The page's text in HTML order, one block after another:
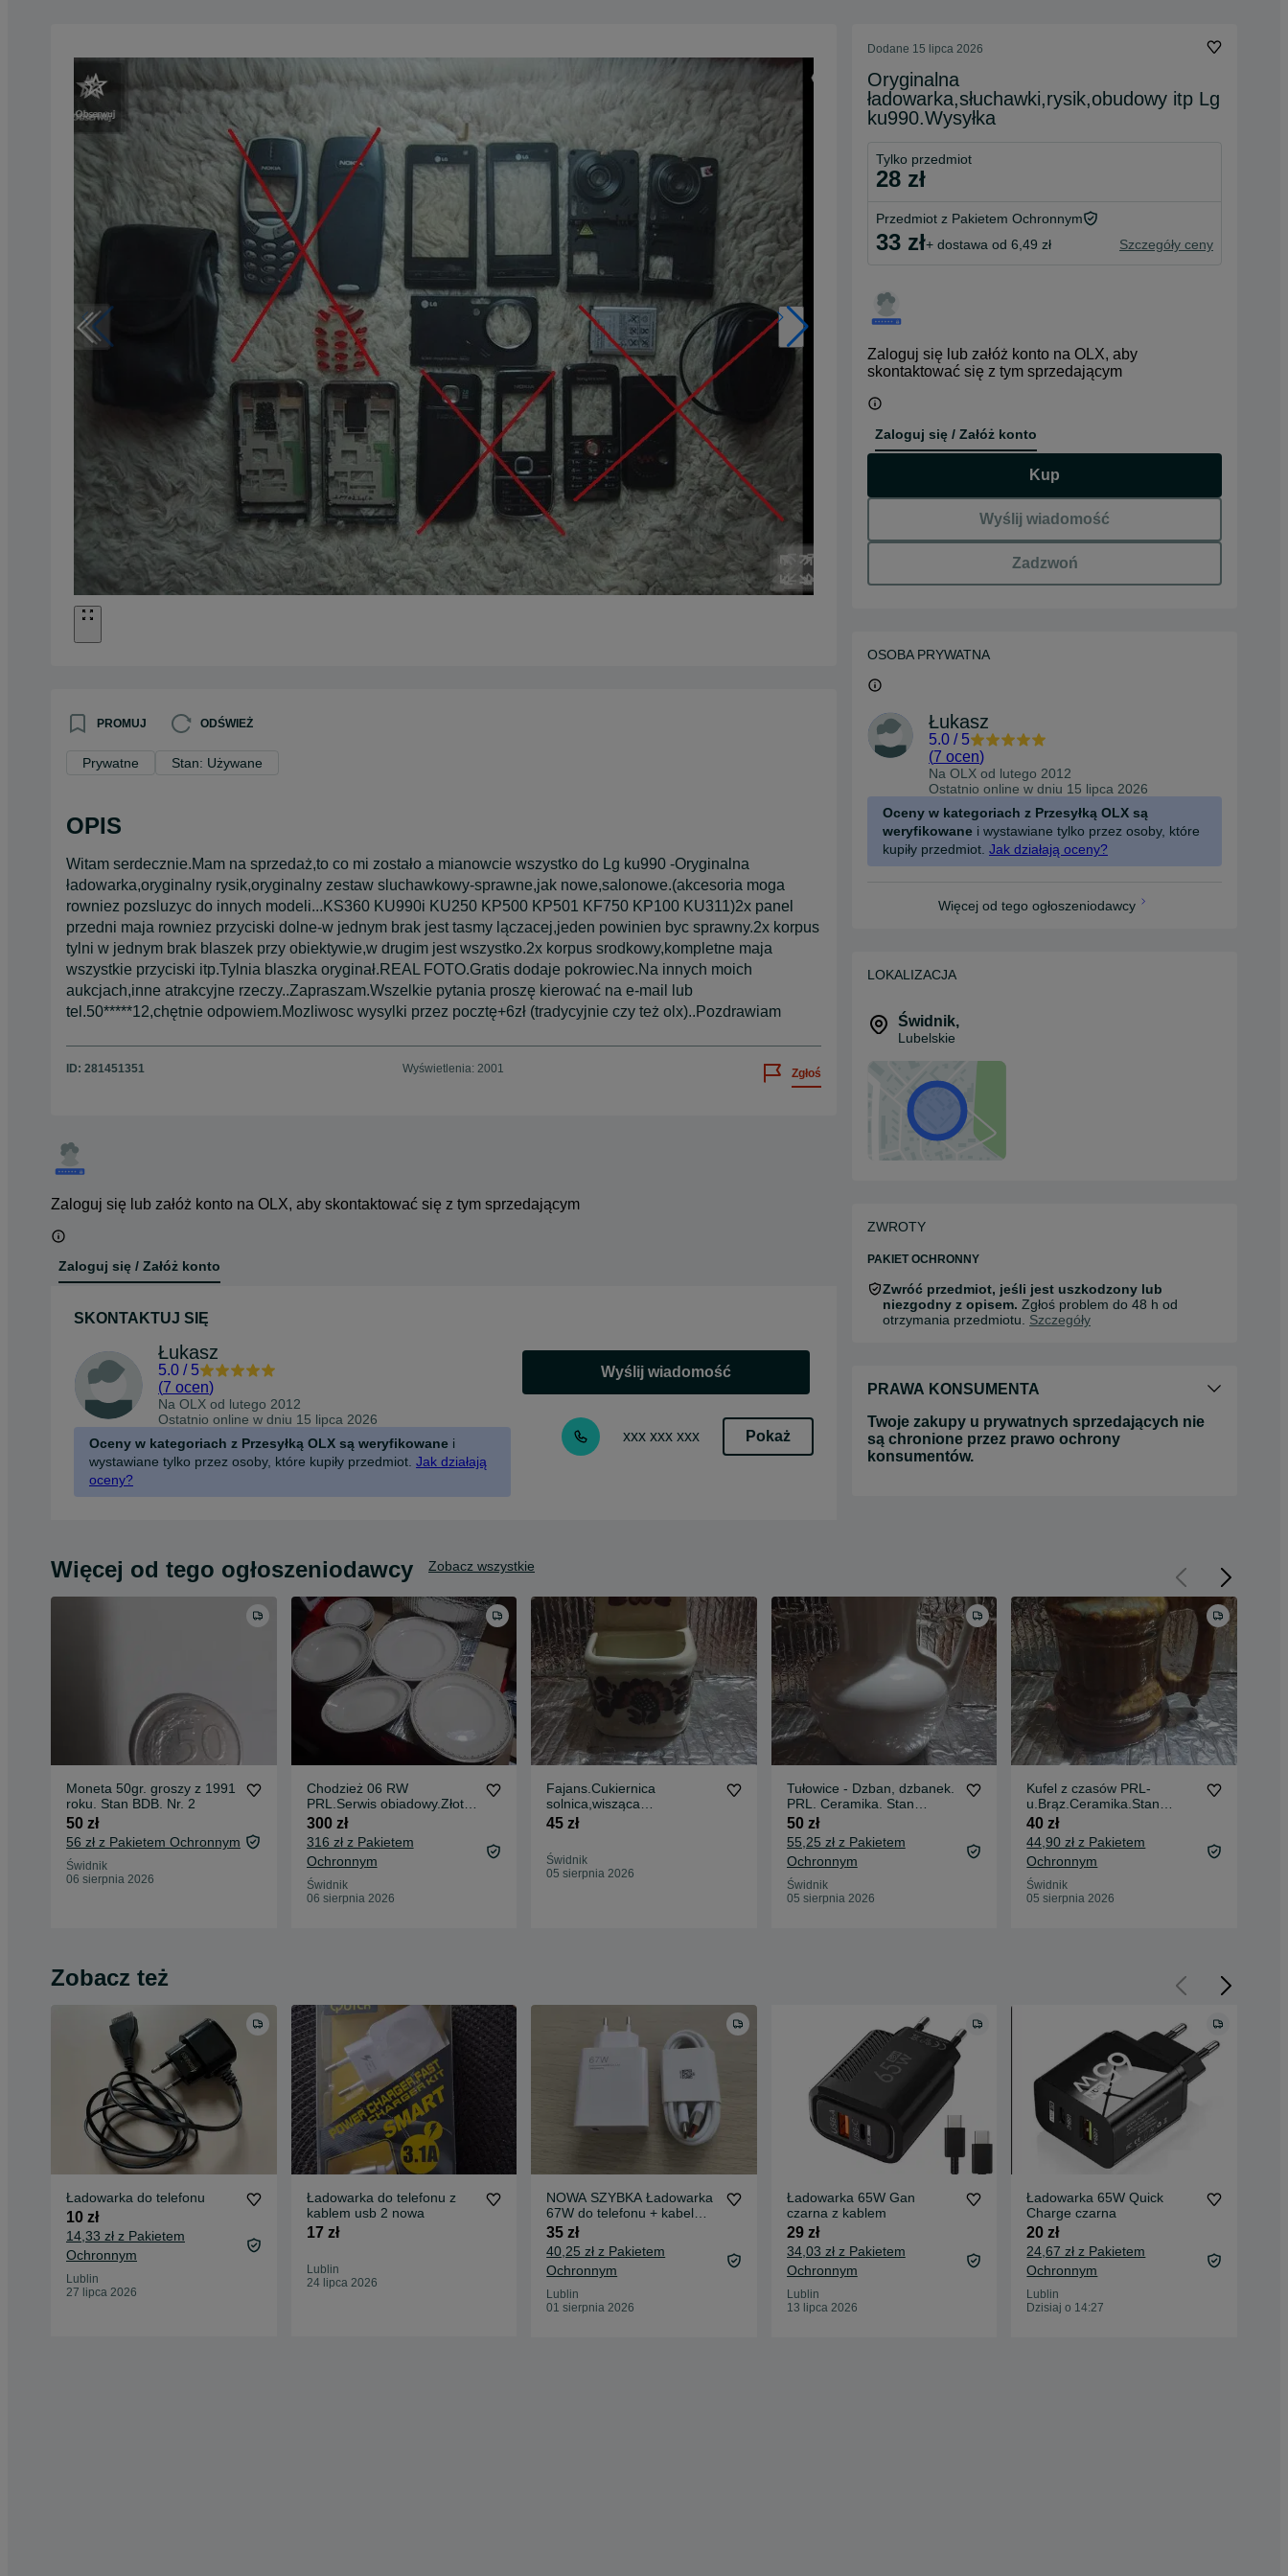
PROMUJ ODŚWIEŻ
Prywatne Stan: Używane
OPIS
Witam serdecznie.Mam na sprzedaż,to co mi zostało a mianowcie wszystko do Lg ku990 -Oryginalna
ładowarka,oryginalny rysik,oryginalny zestaw sluchawkowy-sprawne,jak nowe,salonowe.(akcesoria moga
rowniez pozsluzyc do innych modeli...KS360 KU990i KU250 KP500 KP501 KF750 KP100 KU311)2x panel
przedni maja rowniez przyciski dolne-w jednym brak jest tasmy lączacej,jeden powinien byc sprawny.2x korpus
tylni w jednym brak blaszek przy obiektywie,w drugim jest wszystko.2x korpus srodkowy,kompletne maja
wszystkie przyciski itp.Tylnia blaszka oryginał.REAL FOTO.Gratis dodaje pokrowiec.Na innych moich
aukcjach,inne atrakcyjne rzeczy..Zapraszam.Wszelkie pytania proszę kierować na e-mail lub
tel.50*****12,chętnie odpowiem.Mozliwosc wysylki przez pocztę+6zł (tradycyjnie czy też olx)..Pozdrawiam
ID: 281451351 Wyświetlenia: 2001 Zgłoś
Zaloguj się lub załóż konto na OLX, aby skontaktować się z tym sprzedającym
Zaloguj się / Załóż konto
SKONTAKTUJ SIĘ
Łukasz
5.0 / 5
(7 ocen)
Na OLX od lutego 2012
Ostatnio online w dniu 15 lipca 2026
Oceny w kategoriach z Przesyłką OLX są weryfikowane i
wystawiane tylko przez osoby, które kupiły przedmiot. Jak działają
oceny?
Wyślij wiadomość
xxx xxx xxx Pokaż
Dodane 15 lipca 2026
Oryginalna
ładowarka,słuchawki,rysik,obudowy itp Lg
ku990.Wysyłka
Tylko przedmiot
28 zł
Przedmiot z Pakietem Ochronnym
33 zł+ dostawa od 6,49 zł Szczegóły ceny
Zaloguj się lub załóż konto na OLX, aby
skontaktować się z tym sprzedającym
Zaloguj się / Załóż konto
Kup
Wyślij wiadomość
Zadzwoń
OSOBA PRYWATNA
Łukasz
5.0 / 5
(7 ocen)
Na OLX od lutego 2012
Ostatnio online w dniu 15 lipca 2026
Oceny w kategoriach z Przesyłką OLX są
weryfikowane i wystawiane tylko przez osoby, które
kupiły przedmiot. Jak działają oceny?
Więcej od tego ogłoszeniodawcy
LOKALIZACJA
Świdnik,
Lubelskie
ZWROTY
PAKIET OCHRONNY
Zwróć przedmiot, jeśli jest uszkodzony lub
niezgodny z opisem. Zgłoś problem do 48 h od
otrzymania przedmiotu. Szczegóły
PRAWA KONSUMENTA
Twoje zakupy u prywatnych sprzedających nie
są chronione przez prawo ochrony
konsumentów.
Więcej od tego ogłoszeniodawcy Zobacz wszystkie
Moneta 50gr. groszy z 1991
roku. Stan BDB. Nr. 2
50 zł
56 zł z Pakietem Ochronnym
Świdnik
06 sierpnia 2026
Chodzież 06 RW
PRL.Serwis obiadowy.Złote
aplikacje.16 szt.BDB.
300 zł
316 zł z Pakietem
Ochronnym
Świdnik
06 sierpnia 2026
Fajans.Cukiernica
solnica,wisząca
stojąca.PRL.Stan Idealny.
45 zł
Świdnik
05 sierpnia 2026
Tułowice - Dzban, dzbanek.
PRL. Ceramika. Stan
idealny.
50 zł
55,25 zł z Pakietem
Ochronnym
Świdnik
05 sierpnia 2026
Kufel z czasów PRL-
u.Brąz.Ceramika.Stan
idealny.
40 zł
44,90 zł z Pakietem
Ochronnym
Świdnik
05 sierpnia 2026
Zobacz też
Ładowarka do telefonu
10 zł
14,33 zł z Pakietem
Ochronnym
Lublin
27 lipca 2026
Ładowarka do telefonu z
kablem usb 2 nowa
17 zł
Lublin
24 lipca 2026
NOWA SZYBKA Ładowarka
67W do telefonu + kabel
USB-C
35 zł
40,25 zł z Pakietem
Ochronnym
Lublin
01 sierpnia 2026
Ładowarka 65W Gan
czarna z kablem
29 zł
34,03 zł z Pakietem
Ochronnym
Lublin
13 lipca 2026
Ładowarka 65W Quick
Charge czarna
20 zł
24,67 zł z Pakietem
Ochronnym
Lublin
Dzisiaj o 14:27